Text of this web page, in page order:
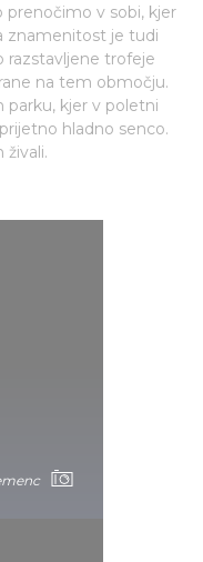
that you’ve
from your use
prenočimo v sobi, kjer
znamenitost je tudi
razstavljene trofeje
na tem območju.
parku, kjer v poletni
hladno senco.
živali.